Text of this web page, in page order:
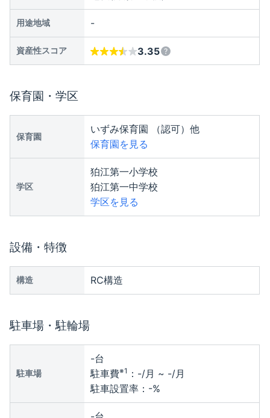
用途地域 -
資産性スコア 3.35
保育園・学区
保育園
いずみ保育園 （認可）他
保育園を見る
学区
狛江第一小学校
狛江第一中学校
学区を見る
設備・特徴
構造 RC構造
駐車場・駐輪場
駐車場
-台
駐車費※1 ： -/月 ~ -/月
駐車設置率： -%